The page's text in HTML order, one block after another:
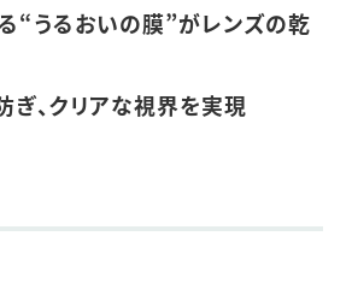
“うるおいの膜”がレンズの乾
ぎ、クリアな視界を実現